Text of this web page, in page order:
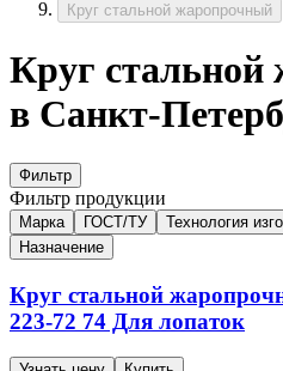
Круг стальной жаропрочный
Круг
в Санкт-
Фильтр
Фильтр продукции
Марка ГОСТ/ТУ Технология
Назначение
Круг стальной
223-72 74 Для лопаток